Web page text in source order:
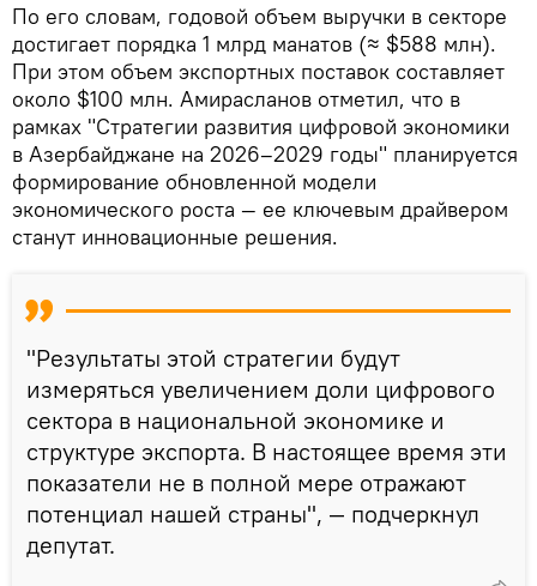
По его словам, годовой объем выручки в секторе
достигает порядка 1 млрд манатов (≈ $588 млн).
При этом объем экспортных поставок составляет
около $100 млн. Амирасланов отметил, что в
рамках "Стратегии развития цифровой экономики
в Азербайджане на 2026–2029 годы" планируется
формирование обновленной модели
экономического роста — ее ключевым драйвером
станут инновационные решения.
"Результаты этой стратегии будут
измеряться увеличением доли цифрового
сектора в национальной экономике и
структуре экспорта. В настоящее время эти
показатели не в полной мере отражают
потенциал нашей страны", — подчеркнул
депутат.